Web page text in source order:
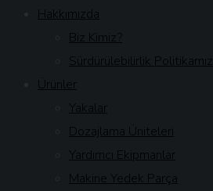
Hakkımızda
Biz Kimiz?
Sürdürülebilirlik Politikamız
Ürünler
Yakalar
Dozajlama Üniteleri
Yardımcı Ekipmanlar
Makine Yedek Parça